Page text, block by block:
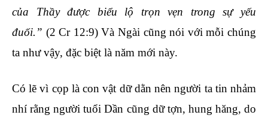
của Thầy được biểu lộ trọn vẹn trong sự yếu
đuối.” (2 Cr 12:9) Và Ngài cũng nói với mỗi chúng
ta như vậy, đặc biệt là năm mới này.
Có lẽ vì cọp là con vật dữ dằn nên người ta tin nhảm
nhí rằng người tuổi Dần cũng dữ tợn, hung hăng, do